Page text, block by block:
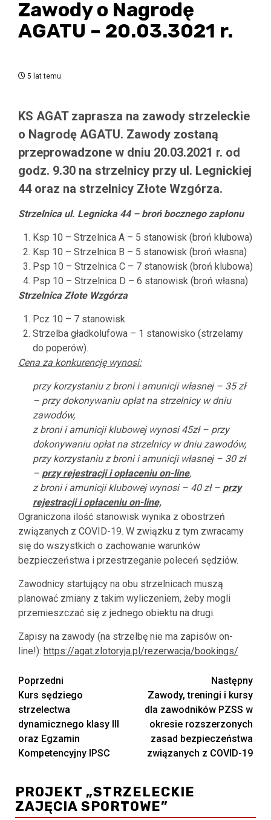
Zawody o Nagrodę
AGATU – 20.03.3021 r.
5 lat temu
KS AGAT zaprasza na zawody strzeleckie
o Nagrodę AGATU. Zawody zostaną
przeprowadzone w dniu 20.03.2021 r. od
godz. 9.30 na strzelnicy przy ul. Legnickiej
44 oraz na strzelnicy Złote Wzgórza.
Strzelnica ul. Legnicka 44 – broń bocznego zapłonu
Ksp 10 – Strzelnica A – 5 stanowisk (broń klubowa)
Ksp 10 – Strzelnica B – 5 stanowisk (broń własna)
Psp 10 – Strzelnica C – 7 stanowisk (broń klubowa)
Psp 10 – Strzelnica D – 6 stanowisk (broń własna)
Strzelnica Złote Wzgórza
Pcz 10 – 7 stanowisk
Strzelba gładkolufowa – 1 stanowisko (strzelamy
do poperów).
Cena za konkurencję wynosi:
przy korzystaniu z broni i amunicji własnej – 35 zł
– przy dokonywaniu opłat na strzelnicy w dniu
zawodów,
z broni i amunicji klubowej wynosi 45zł – przy
dokonywaniu opłat na strzelnicy w dniu zawodów,
przy korzystaniu z broni i amunicji własnej – 30 zł
– przy rejestracji i opłaceniu on-line,
z broni i amunicji klubowej wynosi – 40 zł – przy
rejestracji i opłaceniu on-line,
Ograniczona ilość stanowisk wynika z obostrzeń
związanych z COVID-19. W związku z tym zwracamy
się do wszystkich o zachowanie warunków
bezpieczeństwa i przestrzeganie poleceń sędziów.
Zawodnicy startujący na obu strzelnicach muszą
planować zmiany z takim wyliczeniem, żeby mogli
przemieszczać się z jednego obiektu na drugi.
Zapisy na zawody (na strzelbę nie ma zapisów on-
line!): https://agat.zlotoryja.pl/rezerwacja/bookings/
Zobacz
wpisy
Poprzedni
Kurs sędziego
strzelectwa
dynamicznego klasy III
oraz Egzamin
Kompetencyjny IPSC
Następny
Zawody, treningi i kursy
dla zawodników PZSS w
okresie rozszerzonych
zasad bezpieczeństwa
związanych z COVID-19
PROJEKT „STRZELECKIE
ZAJĘCIA SPORTOWE”